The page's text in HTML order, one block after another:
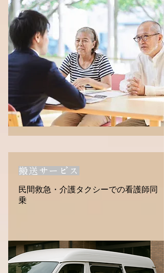
搬送サービス
民間救急・介護タクシーでの看護師同
乗